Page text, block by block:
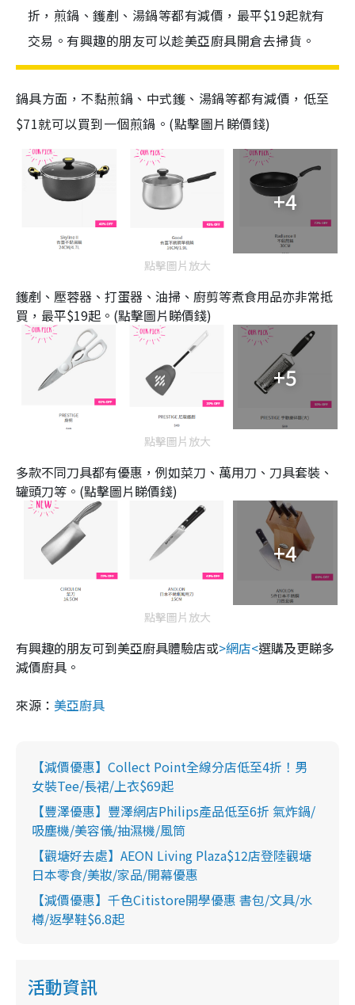
折，煎鍋、鑊剷、湯鍋等都有減價，最平$19起就有
交易。有興趣的朋友可以趁美亞廚具開倉去掃貨。
鍋具方面，不黏煎鍋、中式鑊、湯鍋等都有減價，低至
$71就可以買到一個煎鍋。(點擊圖片睇價錢)
+4
點擊圖片放大
鑊剷、壓蓉器、打蛋器、油掃、廚剪等煮食用品亦非常抵
買，最平$19起。(點擊圖片睇價錢)
+5
點擊圖片放大
多款不同刀具都有優惠，例如菜刀、萬用刀、刀具套裝、
罐頭刀等。(點擊圖片睇價錢)
+4
點擊圖片放大
有興趣的朋友可到美亞廚具體驗店或>網店<選購及更睇多
減價廚具。
來源： 美亞廚具
【減價優惠】Collect Point全線分店低至4折！男
女裝Tee/長裙/上衣$69起
【豐澤優惠】豐澤網店Philips產品低至6折 氣炸鍋/
吸塵機/美容儀/抽濕機/風筒
【觀塘好去處】AEON Living Plaza$12店登陸觀塘
日本零食/美妝/家品/開幕優惠
【減價優惠】千色Citistore開學優惠 書包/文具/水
樽/返學鞋$6.8起
活動資訊